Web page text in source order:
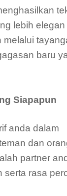
lebih
melalui
baru
Siapapun
anda dalam
dan
partner
serta rasa